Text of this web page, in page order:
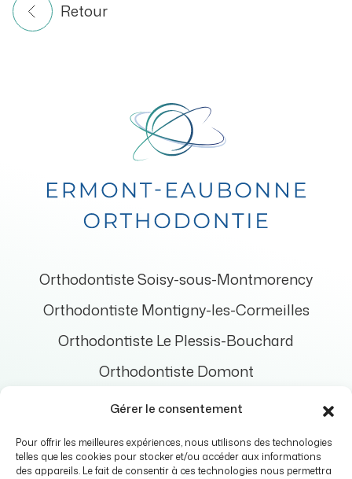
Gérer le consentement
Pour offrir les meilleures expériences, nous utilisons des technologies
telles que les cookies pour stocker et/ou accéder aux informations
des appareils. Le fait de consentir à ces technologies nous permettra
Retour
Orthodontiste Soisy-sous-Montmorency
Orthodontiste Montigny-les-Cormeilles
Orthodontiste Le Plessis-Bouchard
Orthodontiste Domont
Orthodontiste Bouffémont
Orthodontiste Saint-Prix